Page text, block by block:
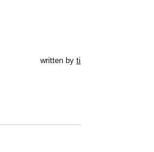
written by ti